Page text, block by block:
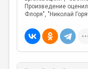
Произведение
Флоря", "Николай